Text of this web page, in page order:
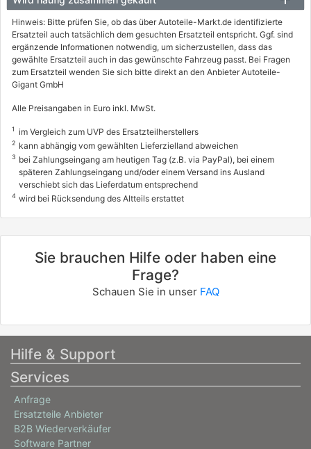
Hinweis: Bitte prüfen Sie, ob das über Autoteile-Markt.de identifizierte
Ersatzteil auch tatsächlich dem gesuchten Ersatzteil entspricht. Ggf. sind
ergänzende Informationen notwendig, um sicherzustellen, dass das
gewählte Ersatzteil auch in das gewünschte Fahrzeug passt. Bei Fragen
zum Ersatzteil wenden Sie sich bitte direkt an den Anbieter Autoteile-
Gigant GmbH
Alle Preisangaben in Euro inkl. MwSt.
1 im Vergleich zum UVP des Ersatzteilherstellers
2 kann abhängig vom gewählten Lieferzielland abweichen
3 bei Zahlungseingang am heutigen Tag (z.B. via PayPal), bei einem
späteren Zahlungseingang und/oder einem Versand ins Ausland
verschiebt sich das Lieferdatum entsprechend
4 wird bei Rücksendung des Altteils erstattet
Sie brauchen Hilfe oder haben eine
Frage?
Schauen Sie in unser FAQ
Hilfe & Support
Services
Anfrage
Ersatzteile Anbieter
B2B Wiederverkäufer
Software Partner